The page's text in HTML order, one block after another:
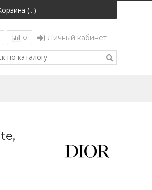
(…)
0 Личный кабинет